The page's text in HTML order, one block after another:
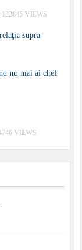
132845 VIEWS
supra-
nu mai ai chef
VIEWS